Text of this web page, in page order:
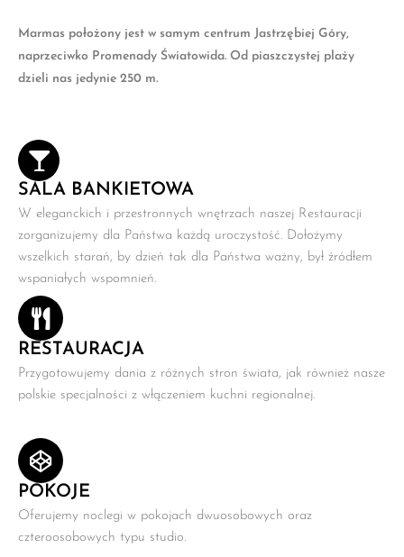
Marmas położony jest w samym centrum Jastrzębiej Góry,
naprzeciwko Promenady Światowida. Od piaszczystej plaży
dzieli nas jedynie 250 m.
SALA BANKIETOWA
W eleganckich i przestronnych wnętrzach naszej Restauracji
zorganizujemy dla Państwa każdą uroczystość. Dołożymy
wszelkich starań, by dzień tak dla Państwa ważny, był źródłem
wspaniałych wspomnień.
RESTAURACJA
Przygotowujemy dania z różnych stron świata, jak również nasze
polskie specjalności z włączeniem kuchni regionalnej.
POKOJE
Oferujemy noclegi w pokojach dwuosobowych oraz
czteroosobowych typu studio.